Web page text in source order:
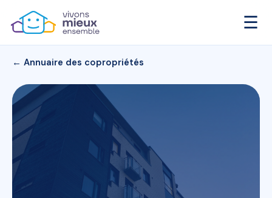
☰
← Annuaire des copropriétés